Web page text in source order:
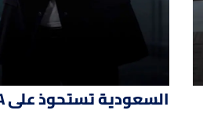
السعودية تستحوذ على EA